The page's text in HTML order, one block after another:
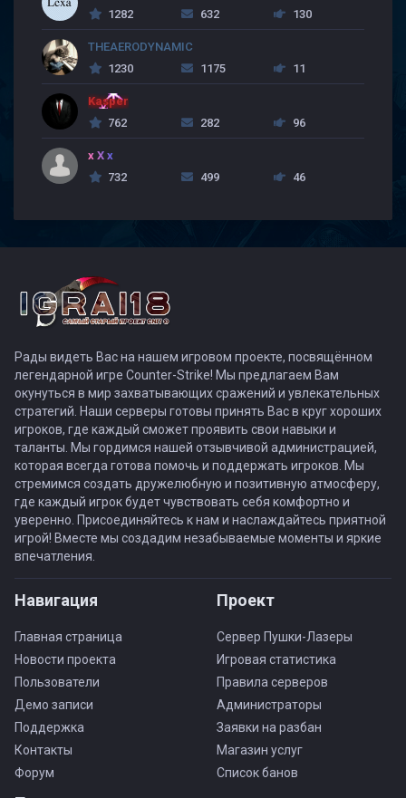
1282
632 130
THEAERODYNAMIC
1230
1175 11
Kasper
762
282 96
x X x
732
499 46
Рады видеть Вас на нашем игровом проекте, посвящённом
легендарной игре Counter-Strike! Мы предлагаем Вам
окунуться в мир захватывающих сражений и увлекательных
стратегий. Наши серверы готовы принять Вас в круг хороших
игроков, где каждый сможет проявить свои навыки и
таланты. Мы гордимся нашей отзывчивой администрацией,
которая всегда готова помочь и поддержать игроков. Мы
стремимся создать дружелюбную и позитивную атмосферу,
где каждый игрок будет чувствовать себя комфортно и
уверенно. Присоединяйтесь к нам и наслаждайтесь приятной
игрой! Вместе мы создадим незабываемые моменты и яркие
впечатления.
Навигация
Главная страница
Новости проекта
Пользователи
Демо записи
Поддержка
Контакты
Форум
Проект
Сервер Пушки-Лазеры
Игровая статистика
Правила серверов
Администраторы
Заявки на разбан
Магазин услуг
Список банов